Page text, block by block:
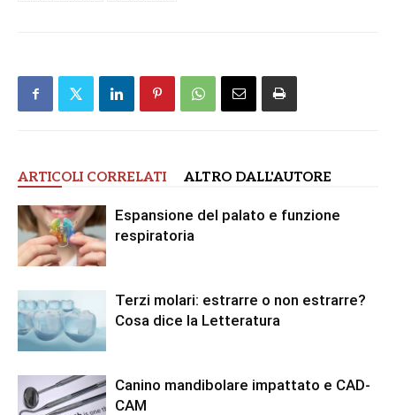
ARTICOLI CORRELATI ALTRO DALL'AUTORE
Espansione del palato e funzione
respiratoria
Terzi molari: estrarre o non estrarre?
Cosa dice la Letteratura
Canino mandibolare impattato e CAD-
CAM